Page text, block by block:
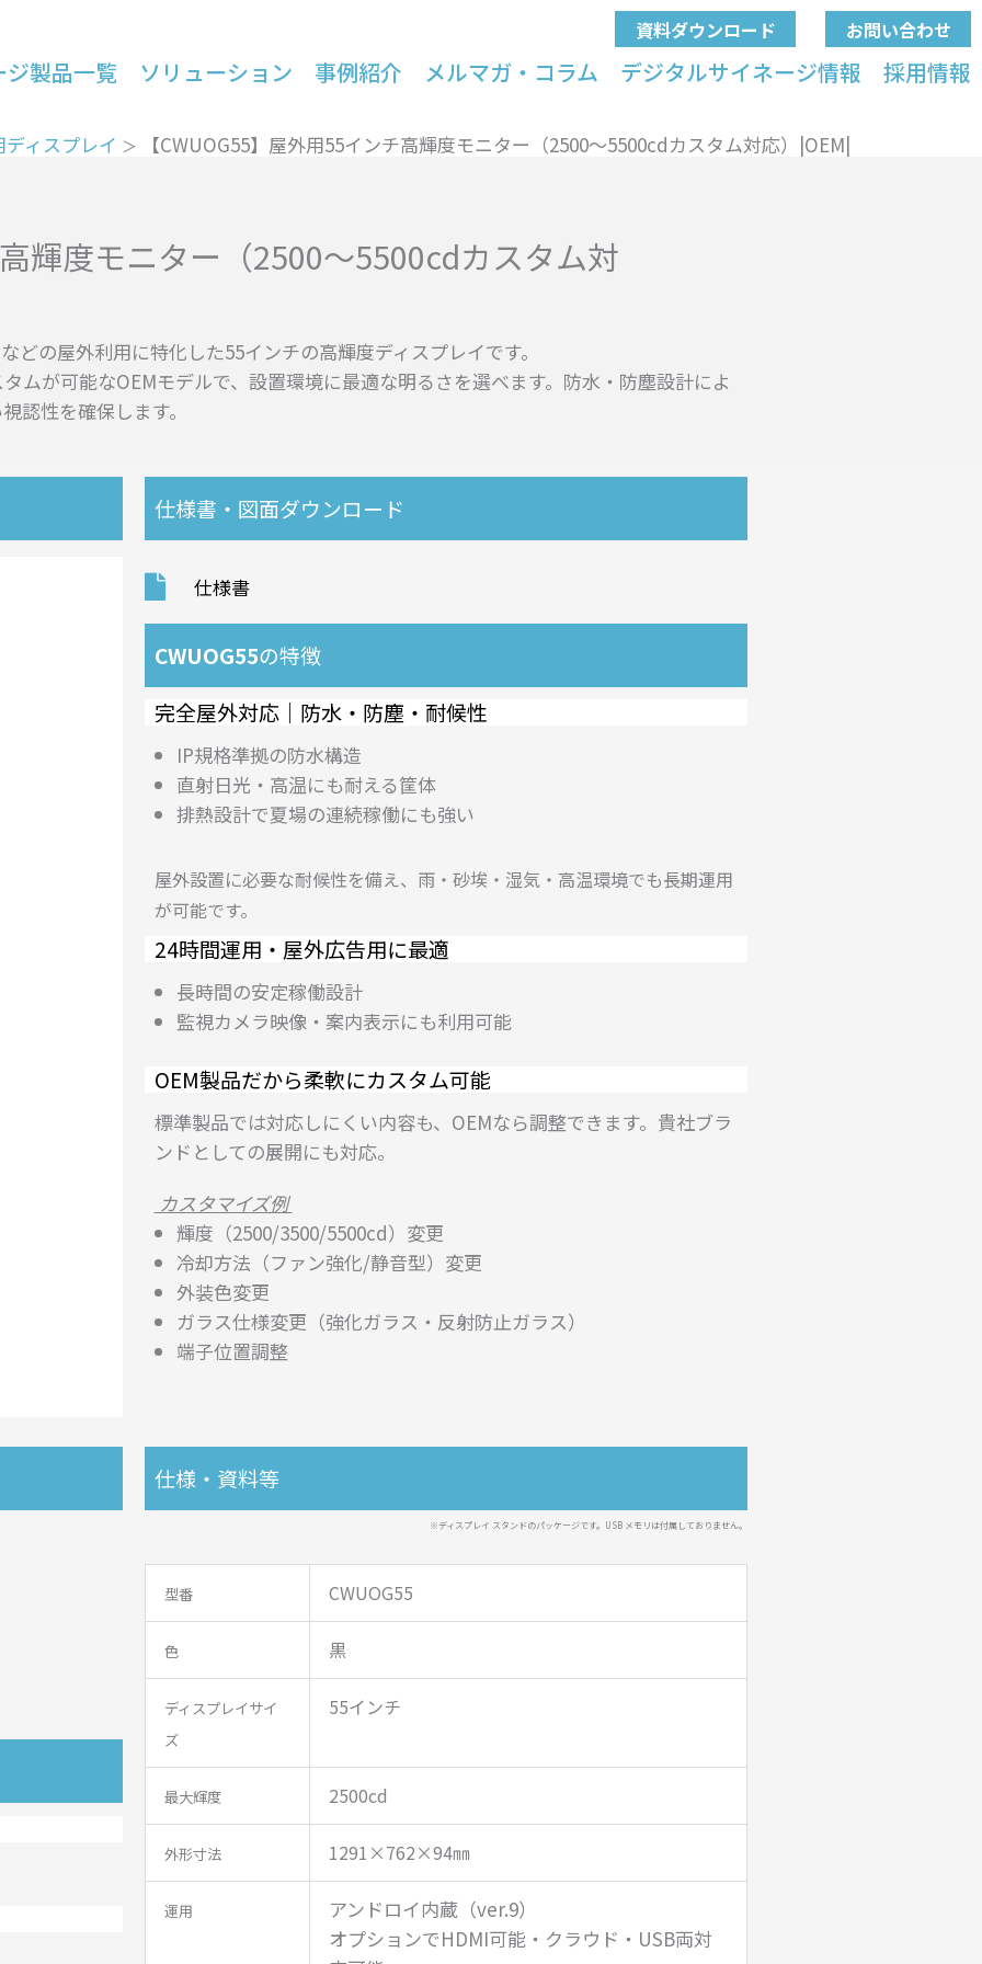
製品一覧 ソリューション 事例紹介 メルマガ・コラム デジタルサイネージ情報
資料ダウンロード
採用情報
お問い合わせ
ィスプレイ 【CWUOG55】屋外用55インチ高輝度モニター（2500～5500cdカスタム対応）|OEM|
輝度モニター（2500～5500cdカスタム対
の屋外利用に特化した55インチの高輝度ディスプレイです。
ムが可能なOEMモデルで、設置環境に最適な明るさを選べます。防水・防塵設計によ
認性を確保します。
仕様書・図面ダウンロード
仕様書
CWUOG55の特徴
完全屋外対応｜防水・防塵・耐候性
IP規格準拠の防水構造
直射日光・高温にも耐える筐体
排熱設計で夏場の連続稼働にも強い
屋外設置に必要な耐候性を備え、雨・砂埃・湿気・高温環境でも長期運用
が可能です。
24時間運用・屋外広告用に最適
長時間の安定稼働設計
監視カメラ映像・案内表示にも利用可能
OEM製品だから柔軟にカスタム可能
標準製品では対応しにくい内容も、OEMなら調整できます。貴社ブラ
ンドとしての展開にも対応。
カスタマイズ例
輝度（2500/3500/5500cd）変更
冷却方法（ファン強化/静音型）変更
外装色変更
ガラス仕様変更（強化ガラス・反射防止ガラス）
端子位置調整
仕様・資料等
※ディスプレイ スタンドのパッケージです。USB メモリは付属しておりません。
型番 CWUOG55
色 黒
ディスプレイサイ
ズ
55インチ
最大輝度 2500cd
外形寸法 1291×762×94㎜
運用
アンドロイ内蔵（ver.9）
オプションでHDMI可能・クラウド・USB両対